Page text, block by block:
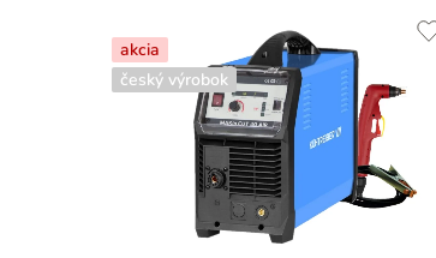
akcia
český výrobok